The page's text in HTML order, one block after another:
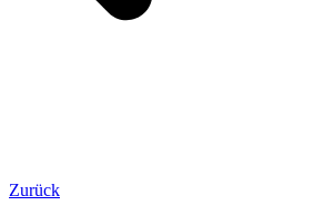
Zurück